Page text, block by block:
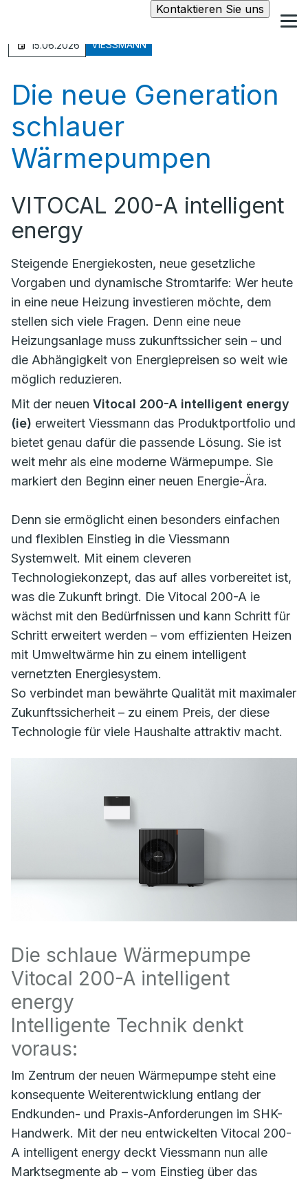
Kontaktieren Sie uns
15.06.2026 VIESSMANN
Die neue Generation
schlauer
Wärmepumpen
VITOCAL 200-A intelligent
energy
Steigende Energiekosten, neue gesetzliche
Vorgaben und dynamische Stromtarife: Wer heute
in eine neue Heizung investieren möchte, dem
stellen sich viele Fragen. Denn eine neue
Heizungsanlage muss zukunftssicher sein – und
die Abhängigkeit von Energiepreisen so weit wie
möglich reduzieren.
Mit der neuen Vitocal 200-A intelligent energy
(ie) erweitert Viessmann das Produktportfolio und
bietet genau dafür die passende Lösung. Sie ist
weit mehr als eine moderne Wärmepumpe. Sie
markiert den Beginn einer neuen Energie-Ära.
Denn sie ermöglicht einen besonders einfachen
und flexiblen Einstieg in die Viessmann
Systemwelt. Mit einem cleveren
Technologiekonzept, das auf alles vorbereitet ist,
was die Zukunft bringt. Die Vitocal 200-A ie
wächst mit den Bedürfnissen und kann Schritt für
Schritt erweitert werden – vom effizienten Heizen
mit Umweltwärme hin zu einem intelligent
vernetzten Energiesystem.
So verbindet man bewährte Qualität mit maximaler
Zukunftssicherheit – zu einem Preis, der diese
Technologie für viele Haushalte attraktiv macht.
Die schlaue Wärmepumpe
Vitocal 200-A intelligent
energy
Intelligente Technik denkt
voraus:
Im Zentrum der neuen Wärmepumpe steht eine
konsequente Weiterentwicklung entlang der
Endkunden- und Praxis-Anforderungen im SHK-
Handwerk. Mit der neu entwickelten Vitocal 200-
A intelligent energy deckt Viessmann nun alle
Marktsegmente ab – vom Einstieg über das